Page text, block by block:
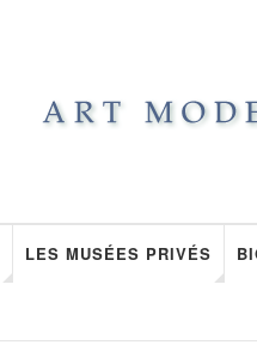
LES MUSÉES PRIVÉS